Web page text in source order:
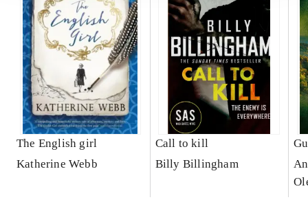
The English girl
Katherine Webb
Call to kill
Billy Billingham